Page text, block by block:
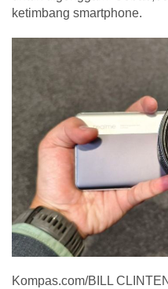
ketimbang smartphone.
Kompas.com/BILL